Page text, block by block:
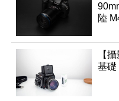
陸
【
基礎